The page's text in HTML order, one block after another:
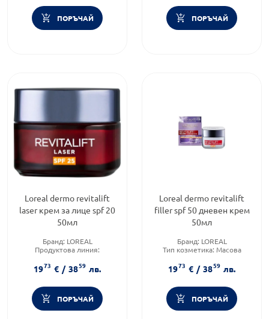
ПОРЪЧАЙ ПОРЪЧАЙ
Loreal dermo revitalift
laser крем за лице spf 20
50мл
Бранд: LOREAL
Продуктова линия:
Функционалност:Антиейдж
1973 € / 3859 лв.
ПОРЪЧАЙ
Loreal dermo revitalift
filler spf 50 дневен крем
50мл
Бранд: LOREAL
Тип козметика: Масова
Форма на продукта:крем
1973 € / 3859 лв.
ПОРЪЧАЙ